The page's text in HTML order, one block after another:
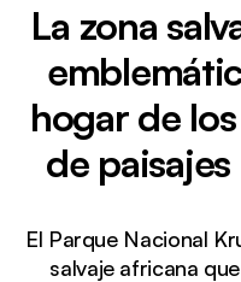
La zona
hogar de
de
El Parque Nacional
salvaje africana